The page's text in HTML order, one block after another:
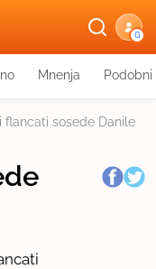
G
Mnenja
flancati sosede Danile